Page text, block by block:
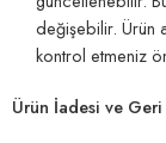
değişebilir. Ürün
kontrol etmeniz
Ürün İadesi ve